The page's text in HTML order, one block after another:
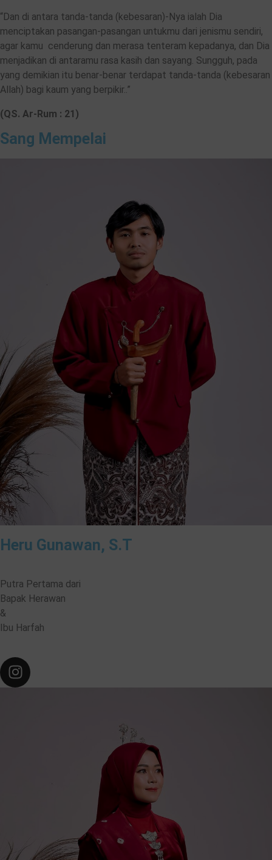
“Dan di antara tanda-tanda (kebesaran)-Nya ialah Dia
menciptakan pasangan-pasangan untukmu dari jenismu sendiri,
agar kamu cenderung dan merasa tenteram kepadanya, dan Dia
menjadikan di antaramu rasa kasih dan sayang. Sungguh, pada
yang demikian itu benar-benar terdapat tanda-tanda (kebesaran
Allah) bagi kaum yang berpikir..”
(QS. Ar-Rum : 21)
Sang Mempelai
Heru Gunawan, S.T
Putra Pertama dari
Bapak Herawan
&
Ibu Harfah